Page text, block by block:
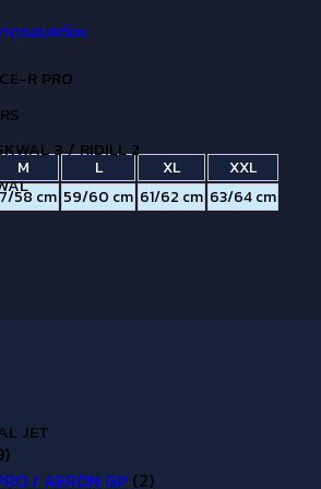
R PRO
3 / RIDILL 2
JET
ดรอบศรีษะ
M L XL
XXL
58 cm 59/60 cm 61/62 cm 63/64 cm
/ AERON GP (2)